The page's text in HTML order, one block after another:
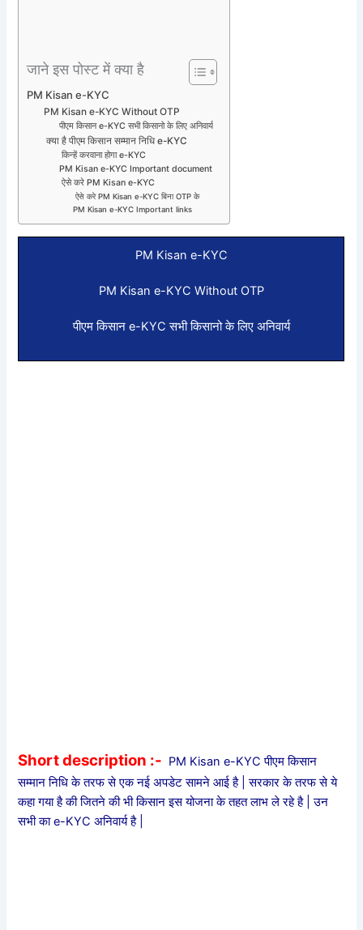
जाने इस पोस्ट में क्या है
PM Kisan e-KYC
PM Kisan e-KYC Without OTP
पीएम किसान e-KYC सभी किसानो के लिए अनिवार्य
क्या है पीएम किसान सम्मान निधि e-KYC
किन्हें करवाना होगा e-KYC
PM Kisan e-KYC Important document
ऐसे करे PM Kisan e-KYC
ऐसे करे PM Kisan e-KYC बिना OTP के
PM Kisan e-KYC Important links
PM Kisan e-KYC
PM Kisan e-KYC Without OTP
पीएम किसान e-KYC सभी किसानो के लिए अनिवार्य
Short description :- PM Kisan e-KYC पीएम किसान
सम्मान निधि के तरफ से एक नई अपडेट सामने आई है | सरकार के तरफ से ये
कहा गया है की जितने की भी किसान इस योजना के तहत लाभ ले रहे है | उन
सभी का e-KYC अनिवार्य है |